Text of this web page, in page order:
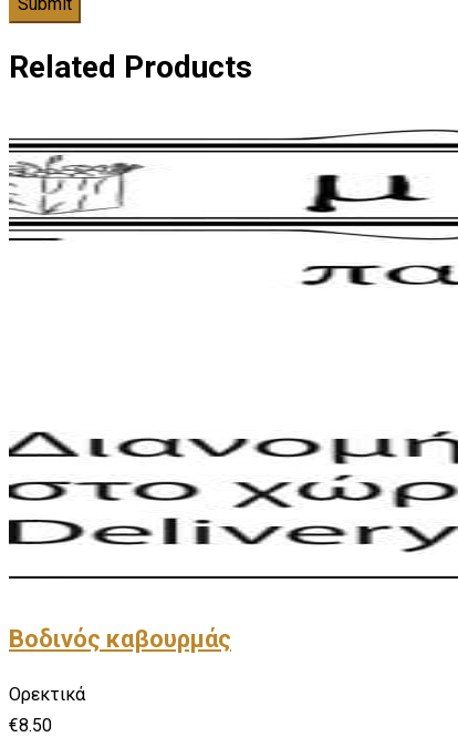
Related Products
Βοδινός καβουρμάς
Ορεκτικά
€8.50